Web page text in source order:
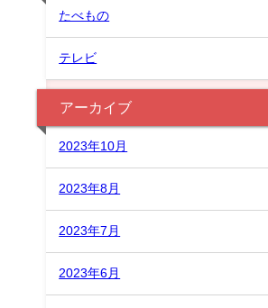
たべもの
テレビ
アーカイブ
2023年10月
2023年8月
2023年7月
2023年6月